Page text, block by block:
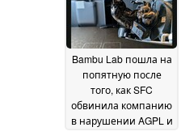
Bambu Lab пошла на
попятную после
того, как SFC
обвинила компанию
в нарушении AGPL и